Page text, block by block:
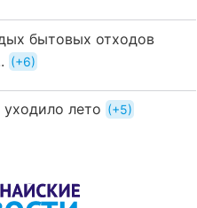
бытовых отходов
+6
лето +5